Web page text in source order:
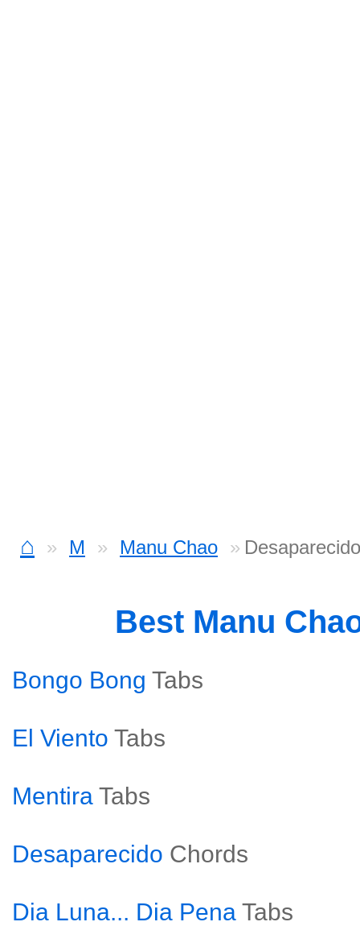
⌂ M Manu Chao
Best Manu
Bongo Bong Tabs
El Viento Tabs
Mentira Tabs
Desaparecido Chords
Dia Luna... Dia Pena Tabs